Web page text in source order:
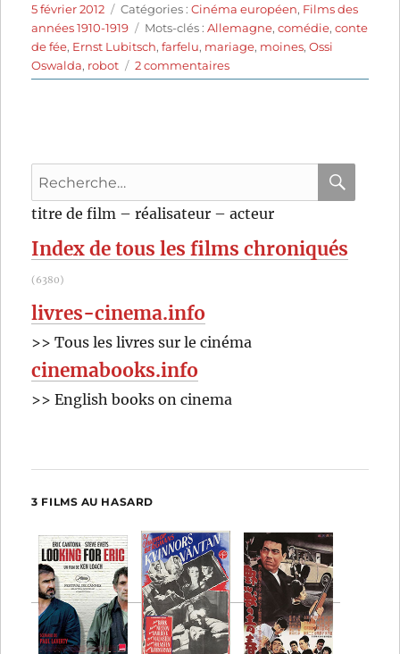
Publié
le
5 février 2012 Catégories
Catégories :Cinéma européen, Films des
années 1910-1919
Étiquettes
Mots-clés :Allemagne,comédie,conte
de fée, Ernst Lubitsch,farfelu, mariage, moines,Ossi
Oswalda, robot 2 commentairessur
La
Recherche
pour
titre de film – réalisateur – acteur
Index de tous les films chroniqués
(6380)
livres-cinema.info
>> Tous les livres sur le cinéma
cinemabooks.info
>> English books on cinema
3 FILMS AU HASARD